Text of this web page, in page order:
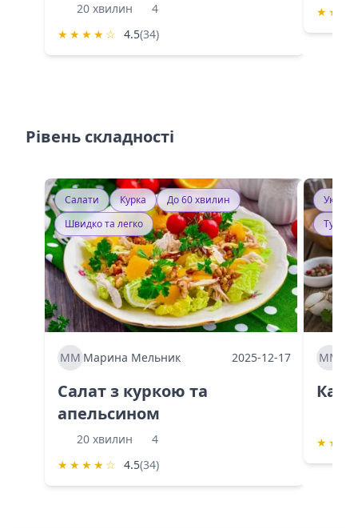
20 хвилин
4
★ ★ ★ ★ ☆ 4.5(34)
★ ★
Рівень складності
Салати Курка
До 60 хвилин
Швидко та легко
ММ Марина Мельник 2025-12-17
Салат з куркою та
апельсином
20 хвилин
4
★ ★ ★ ★ ☆ 4.5(34)
ММ
★ ★